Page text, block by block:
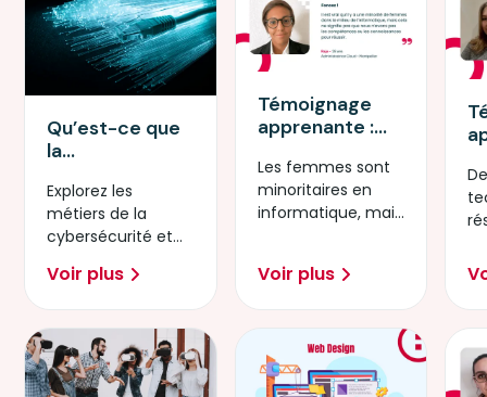
Qu’est-ce que
la
Explorez les
métiers de la
cybersécurité et
qu’ils offrent aux
entreprises.
Voir plus
Témoignage
apprenante :
Cloud Ecole
Cloud
Microsoft by
Les femmes sont
minoritaires en
informatique, mais
pour réussir !
Voir plus